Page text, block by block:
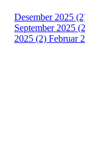
Desember 2025
September 2025
2025 (2) Februar